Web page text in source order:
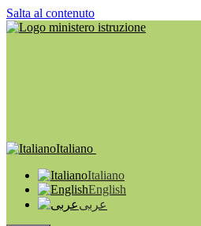
Salta al contenuto
Italiano
Italiano
English
عربى